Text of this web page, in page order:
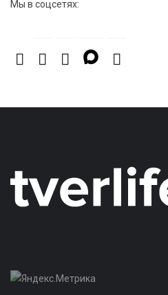
Мы в соцсетях: